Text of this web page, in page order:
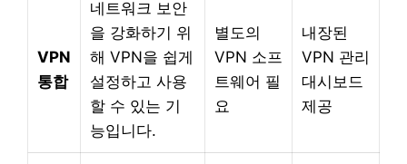
VPN
통합
네트워크 보안
을 강화하기 위
해 VPN을 쉽게
설정하고 사용
할 수 있는 기
능입니다.
별도의
VPN 소프
트웨어 필
요
내장된
VPN 관리
대시보드
제공